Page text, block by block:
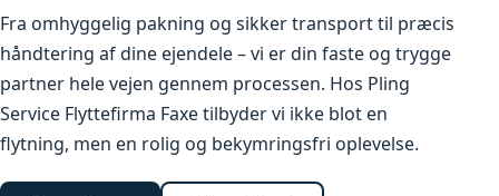
Fra omhyggelig pakning og sikker transport til præcis
håndtering af dine ejendele – vi er din faste og trygge
partner hele vejen gennem processen. Hos Pling
Service Flyttefirma Faxe tilbyder vi ikke blot en
flytning, men en rolig og bekymringsfri oplevelse.